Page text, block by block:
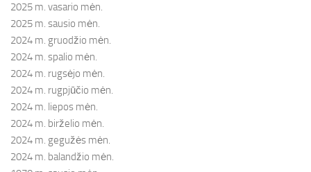
2025 m. vasario mėn.
2025 m. sausio mėn.
2024 m. gruodžio mėn.
2024 m. spalio mėn.
2024 m. rugsėjo mėn.
2024 m. rugpjūčio mėn.
2024 m. liepos mėn.
2024 m. birželio mėn.
2024 m. gegužės mėn.
2024 m. balandžio mėn.